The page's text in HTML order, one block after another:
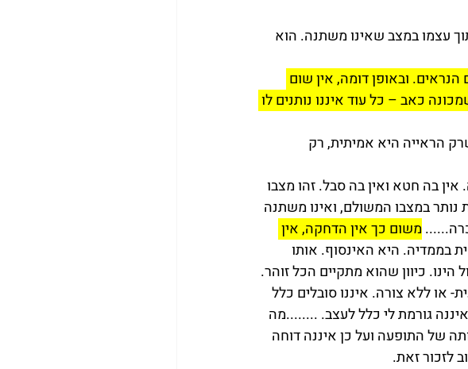
עצמו במצב שאינו משתנה. הוא
ובאופן דומה, אין שום
כאב – כל עוד איננו נותנים לו
הראייה היא אמיתית, רק
בה חטא ואין בה סבל. זהו מצבו
נותר במצבו המשולם, ואינו משתנה
משום כך אין הדחקה, אין
בממדיה. היא האינסוף. אותו
כיוון שהוא מתקיים הכל זוהר.
או ללא צורה. איננו סובלים כלל
גורמת לי כלל לעצב. ........מה
של התופעה ועל כן איננה דוחה
לזכור זאת.